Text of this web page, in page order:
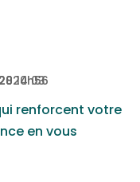
renforcent votre
en vous